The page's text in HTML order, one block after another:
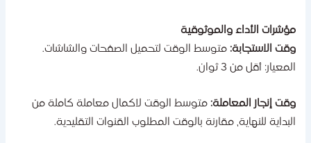
الأداء والموثوقية
الاستجابة:متوسط الوقت لتحميل الصفحات والشاشات.
أقل من 3 ثوان.
إنجاز المعاملة:متوسط الوقت لاكمال معاملة كاملة من
للنهاية، مقارنة بالوقت المطلوب القنوات التقليدية.